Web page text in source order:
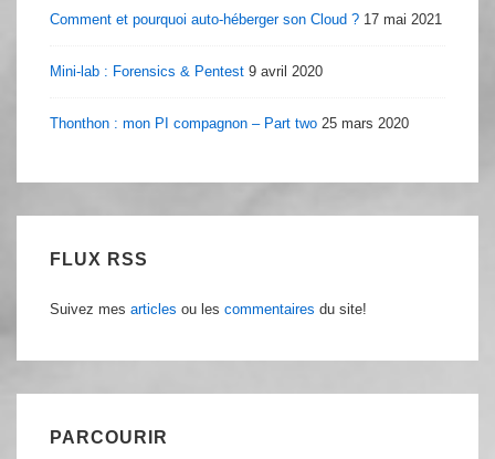
Comment et pourquoi auto-héberger son Cloud ? 17 mai 2021
Mini-lab : Forensics & Pentest 9 avril 2020
Thonthon : mon PI compagnon – Part two 25 mars 2020
FLUX RSS
Suivez mes articles ou les commentaires du site!
PARCOURIR